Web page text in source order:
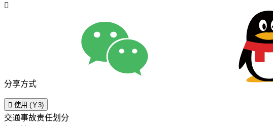

分享方式
 使用 (￥3)
交通事故责任划分